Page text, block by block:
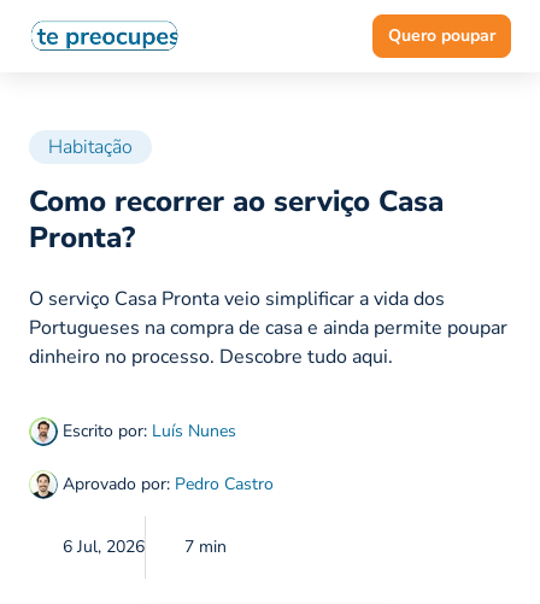
Quero poupar
Habitação
Como recorrer ao serviço Casa
Pronta?
Escrito por: Luís Nunes
Aprovado por: Pedro Castro
6 Jul, 2026 7 min
O serviço Casa Pronta veio simplificar a vida dos
Portugueses na compra de casa e ainda permite poupar
dinheiro no processo. Descobre tudo aqui.